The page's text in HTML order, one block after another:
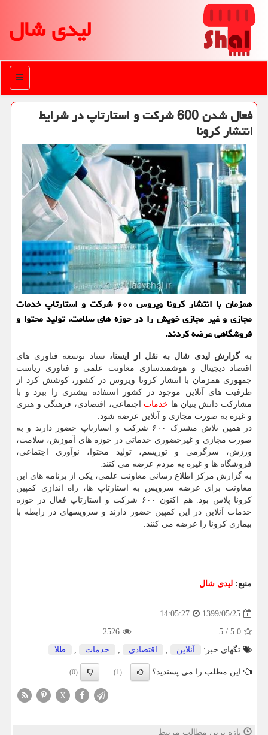
لیدی شال
منو
فعال شدن 600 شركت و استارتاپ در شرایط
انتشار كرونا
همزمان با انتشار كرونا ویروس ۶۰۰ شركت و استارتاپ خدمات
مجازی و غیر مجازی خویش را در حوزه های سلامت، تولید محتوا و
فروشگاهی عرضه كردند.
به گزارش لیدی شال به نقل از ایسنا، ستاد توسعه فناوری های
اقتصاد دیجیتال و هوشمندسازی معاونت علمی و فناوری ریاست
جمهوری همزمان با انتشار کرونا ویروس در کشور، کوشش کرد از
ظرفیت های آنلاین موجود در کشور استفاده بیشتری را ببرد و با
مشارکت دانش بنیان ها خدمات اجتماعی، اقتصادی، فرهنگی و هنری
و غیره به صورت مجازی و آنلاین عرضه شود.
در همین تلاش مشترک ۶۰۰ شرکت و استارتاپ حضور دارند و به
صورت مجازی و غیرحضوری خدماتی در حوزه های آموزش، سلامت،
ورزش، سرگرمی و توریسم، تولید محتوا، نوآوری اجتماعی،
فروشگاه ها و غیره به مردم عرضه می کنند.
به گزارش مرکز اطلاع رسانی معاونت علمی، یکی از برنامه های این
معاونت برای عرضه سرویس به استارتاپ ها، راه اندازی کمپین
کرونا پلاس بود. هم اکنون ۶۰۰ شرکت و استارتاپ فعال در حوزه
خدمات آنلاین در این کمپین حضور دارند و سرویسهای در رابطه با
بیماری کرونا را عرضه می کنند.
منبع: لیدی شال
1399/05/25
14:05:27
5.0
/
5
2526
تگهای خبر:
آنلاین , اقتصادی , خدمات , طلا
این مطلب را می پسندید؟ (1)
(0)
X
تازه ترین مطالب مرتبط